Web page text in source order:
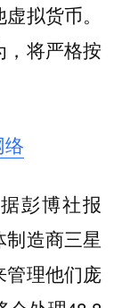
拟货币。
将严格按
彭博社报
造商三星
管理他们庞